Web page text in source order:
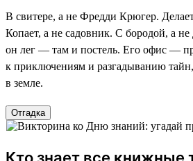
В свитере, а не Фредди Крюгер.
Копает, а не садовник. С бородой, а
он лег — там и постель. Его офис —
к приключениям и разгадыванию
в земле.
Отгадка